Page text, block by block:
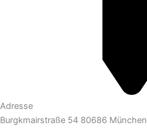
Adresse
Burgkmairstraße 54 80686 München